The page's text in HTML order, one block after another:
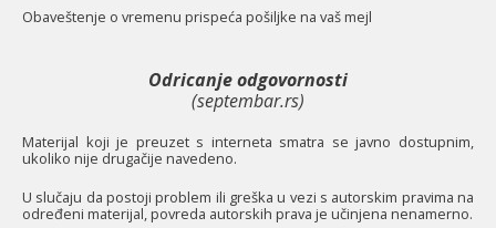
Obaveštenje o vremenu prispeća pošiljke na vaš mejl
Odricanje odgovornosti
(septembar.rs)
Materijal koji je preuzet s interneta smatra se javno dostupnim,
ukoliko nije drugačije navedeno.
U slučaju da postoji problem ili greška u vezi s autorskim pravima na
određeni materijal, povreda autorskih prava je učinjena nenamerno.